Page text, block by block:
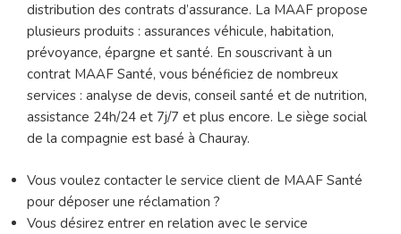
distribution des contrats d’assurance. La MAAF propose
plusieurs produits : assurances véhicule, habitation,
prévoyance, épargne et santé. En souscrivant à un
contrat MAAF Santé, vous bénéficiez de nombreux
services : analyse de devis, conseil santé et de nutrition,
assistance 24h/24 et 7j/7 et plus encore. Le siège social
de la compagnie est basé à Chauray.
Vous voulez contacter le service client de MAAF Santé
pour déposer une réclamation ?
Vous désirez entrer en relation avec le service